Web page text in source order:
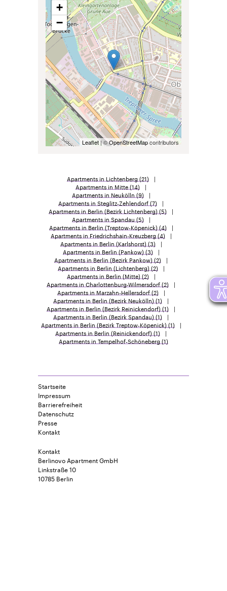
+
−
Leaflet| ©OpenStreetMapcontributors
Apartments in Lichtenberg (21)
Apartments in Mitte(14)
Apartments in Neukölln (9)
Apartments in Steglitz-Zehlendorf(7)
Apartments in Berlin (Bezirk Lichtenberg) (5)
Apartments in Spandau (5)
Apartments in Berlin (Treptow-Köpenick) (4)
Apartments in Friedrichshain-Kreuzberg (4)
Apartments in Berlin (Karlshorst) (3)
Apartments in Berlin (Pankow) (3)
Apartments in Berlin (Bezirk Pankow) (2)
Apartments in Berlin (Lichtenberg) (2)
Apartments in Berlin (Mitte) (2)
Apartments in Charlottenburg-Wilmersdorf(2)
Apartments in Marzahn-Hellersdorf(2)
Apartments in Berlin (Bezirk Neukölln) (1)
Apartments in Berlin (Bezirk Reinickendorf) (1)
Apartments in Berlin (Bezirk Spandau) (1)
Apartments in Berlin (Bezirk Treptow-Köpenick) (1)
Apartments in Berlin (Reinickendorf) (1)
Apartments in Tempelhof-Schöneberg (1)
Startseite
Impressum
Barrierefreiheit
Datenschutz
Presse
Kontakt
Kontakt
Berlinovo Apartment GmbH
Linkstraße 10
10785 Berlin